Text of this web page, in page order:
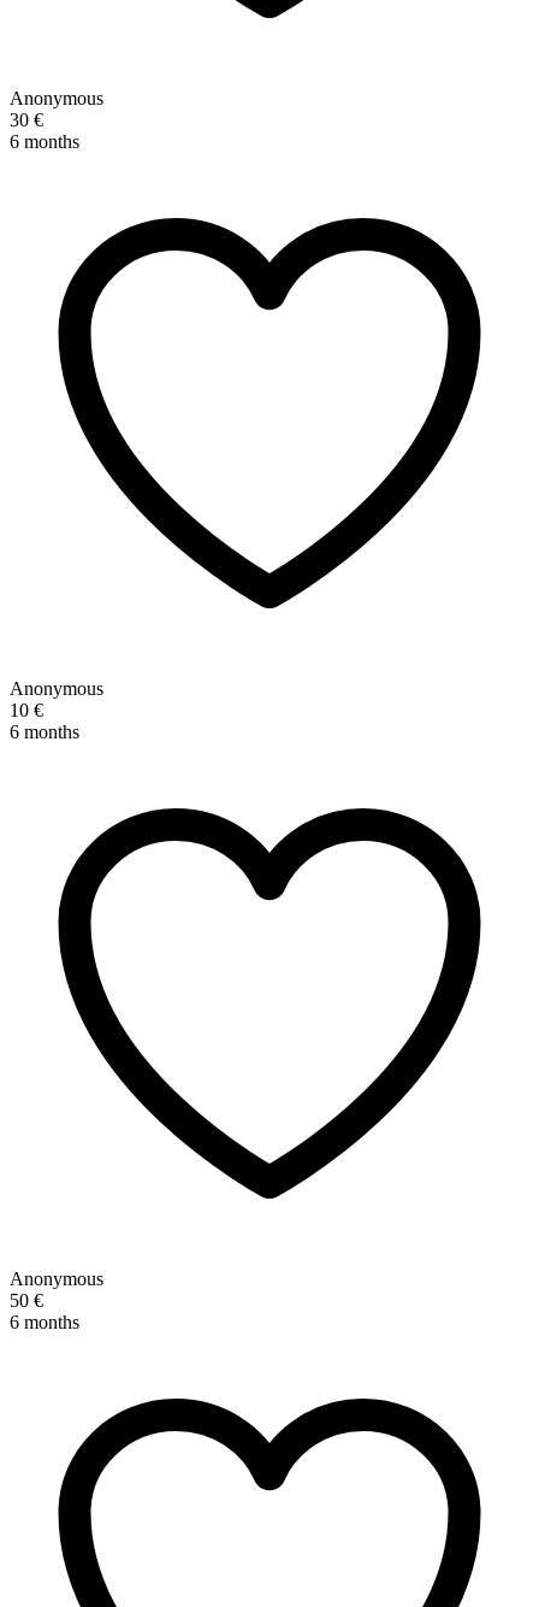
Anonymous
30 €
6 months
Anonymous
10 €
6 months
Anonymous
50 €
6 months